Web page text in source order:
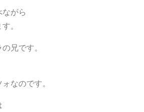
がら
。
兄です。
なのです。